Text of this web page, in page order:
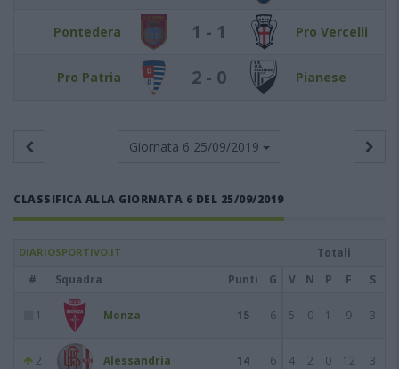
Pontedera 1 - 1 Pro Vercelli
Pro Patria 2 - 0 Pianese
Giornata 6 25/09/2019
CLASSIFICA ALLA GIORNATA 6 DEL 25/09/2019
DIARIOSPORTIVO.IT
Totali
#
Squadra Punti G V N P F S
1 Monza 15 6 5 0 1 9 3
2 Alessandria 14 6 4 2 0 12 3